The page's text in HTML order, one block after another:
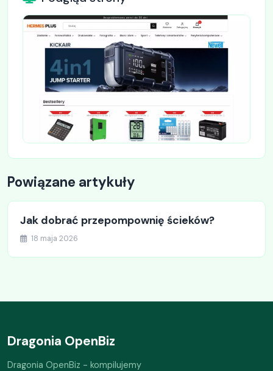
Powiązane artykuły
Jak dobrać przepompownię ścieków?
18 maja 2026
Dragonia OpenBiz
Dragonia OpenBiz - kompilujemy